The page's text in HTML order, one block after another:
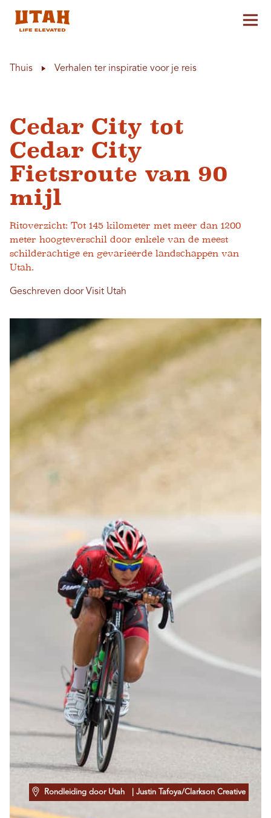
Thuis Verhalen ter inspiratie voor je reis
Cedar City tot
Cedar City
Fietsroute van 90
mijl
Ritoverzicht: Tot 145 kilometer met meer dan 1200
meter hoogteverschil door enkele van de meest
schilderachtige en gevarieerde landschappen van
Utah.
Geschreven door Visit Utah
Rondleiding door Utah | Justin Tafoya/Clarkson Creative